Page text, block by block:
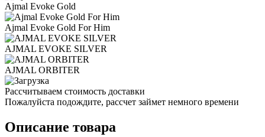
Ajmal Evoke Gold
Ajmal Evoke Gold For Him
AJMAL EVOKE SILVER
AJMAL ORBITER
Рассчитываем стоимость доставки
Пожалуйста подождите, рассчет займет немного времени
Описание товара